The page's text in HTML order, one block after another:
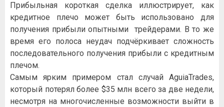
Прибыльная короткая сделка иллюстрирует, как
кредитное плечо может быть использовано для
получения прибыли опытными трейдерами. В то же
время его полоса неудач подчёркивает сложность
последовательного получения прибыли с кредитным
плечом.
Самым ярким примером стал случай AguiaTrades,
который потерял более $35 млн всего за две недели,
несмотря на многочисленные возможности выйти в